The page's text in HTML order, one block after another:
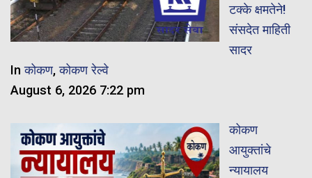
टक्के क्षमतेने!
संसदेत माहिती
सादर
Inकोकण,कोकण रेल्वे
August 6, 2026 7:22 pm
कोकण
आयुक्तांचे
न्यायालय